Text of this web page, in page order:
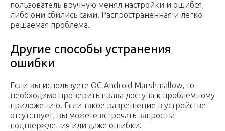
пользователь вручную менял настройки и ошибся,
либо они сбились сами. Распространенная и легко
решаемая проблема.
Другие способы устранения
ошибки
Если вы используете ОС Android Marshmallow, то
необходимо проверить права доступа к проблемному
приложению. Если такое разрешение в устройстве
отсутствует, вы можете встречать запрос на
подтверждения или даже ошибки.